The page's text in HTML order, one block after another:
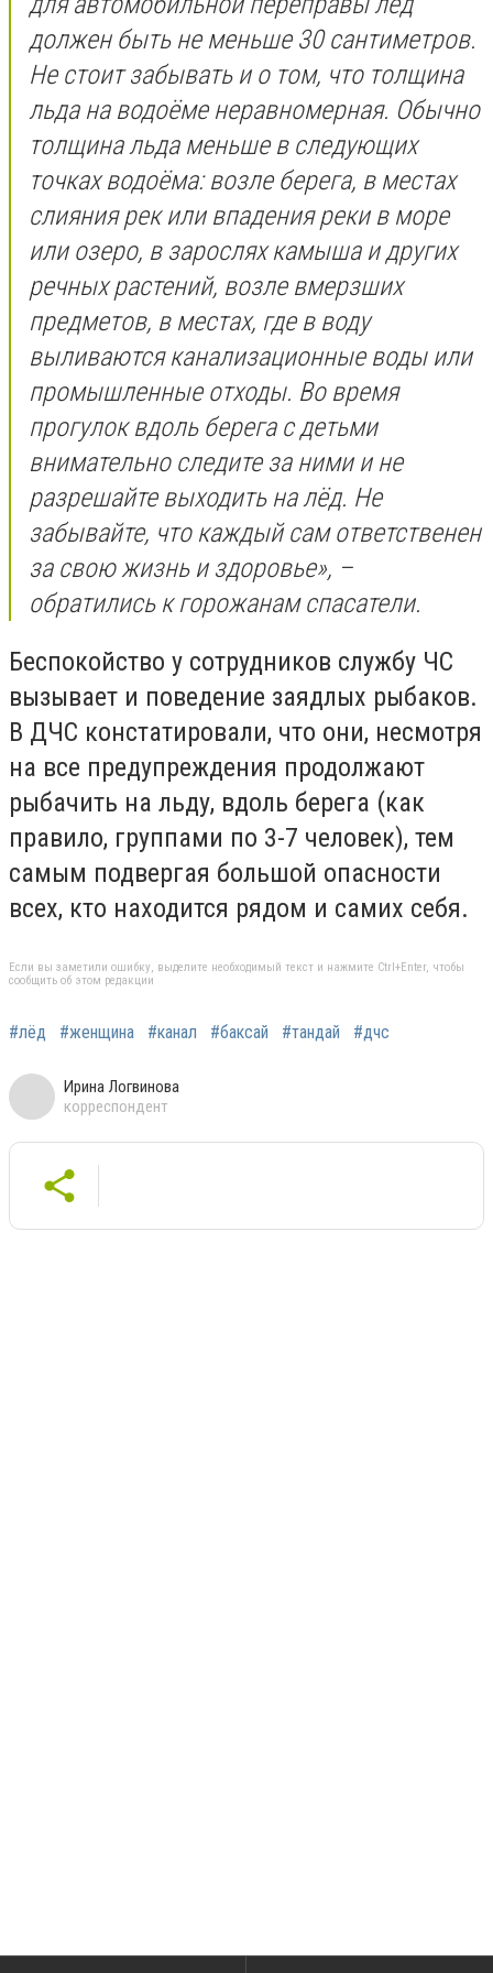
должен быть не меньше 30 сантиметров.
Не стоит забывать и о том, что толщина
льда на водоёме неравномерная. Обычно
толщина льда меньше в следующих
точках водоёма: возле берега, в местах
слияния рек или впадения реки в море
или озеро, в зарослях камыша и других
речных растений, возле вмерзших
предметов, в местах, где в воду
выливаются канализационные воды или
промышленные отходы. Во время
прогулок вдоль берега с детьми
внимательно следите за ними и не
разрешайте выходить на лёд. Не
забывайте, что каждый сам ответственен
за свою жизнь и здоровье», –
обратились к горожанам спасатели.
Беспокойство у сотрудников службу ЧС
вызывает и поведение заядлых рыбаков.
В ДЧС констатировали, что они, несмотря
на все предупреждения продолжают
рыбачить на льду, вдоль берега (как
правило, группами по 3-7 человек), тем
самым подвергая большой опасности
всех, кто находится рядом и самих себя.
Если вы заметили ошибку, выделите необходимый текст и нажмите Ctrl+Enter, чтобы
сообщить об этом редакции
#лёд #женщина #канал #баксай #тандай #дчс
Ирина Логвинова
корреспондент